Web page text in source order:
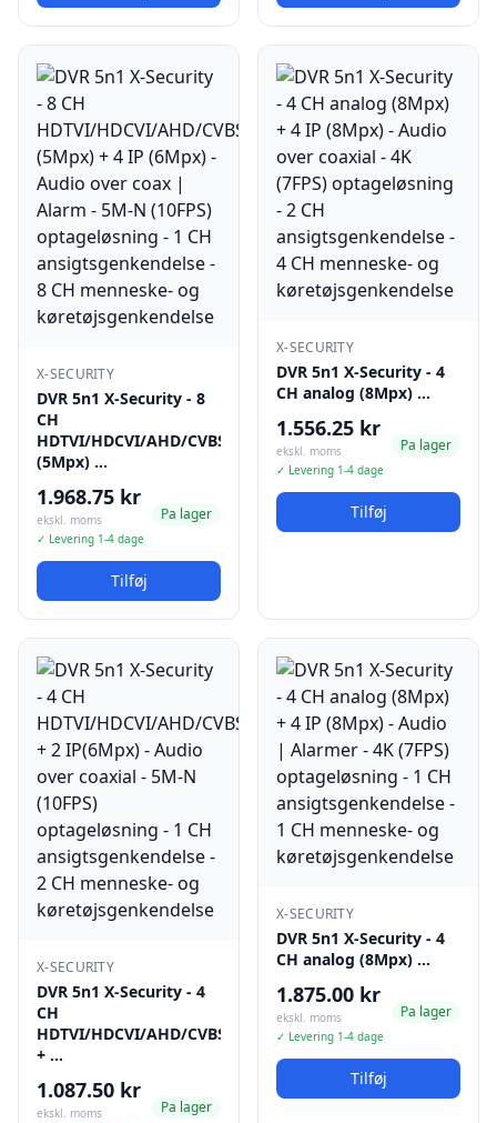
X-SECURITY
DVR 5n1 X-Security - 8
CH
HDTVI/HDCVI/AHD/CVBS
(5Mpx) …
1.968.75 kr
ekskl. moms
✓ Levering 1-4 dage
Pa lager
Tilføj
X-SECURITY
DVR 5n1 X-Security - 4
CH analog (8Mpx) …
1.556.25 kr
ekskl. moms
✓ Levering 1-4 dage
Pa lager
Tilføj
X-SECURITY
DVR 5n1 X-Security - 4
CH
HDTVI/HDCVI/AHD/CVBS(5Mpx)
+ …
1.087.50 kr
ekskl. moms
Pa lager
X-SECURITY
DVR 5n1 X-Security - 4
CH analog (8Mpx) …
1.875.00 kr
ekskl. moms
✓ Levering 1-4 dage
Pa lager
Tilføj